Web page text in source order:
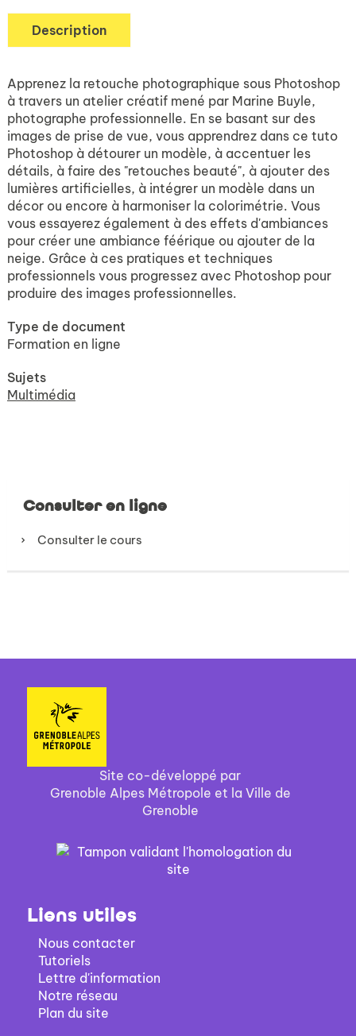
Description
Apprenez la retouche photographique sous Photoshop
à travers un atelier créatif mené par Marine Buyle,
photographe professionnelle. En se basant sur des
images de prise de vue, vous apprendrez dans ce tuto
Photoshop à détourer un modèle, à accentuer les
détails, à faire des "retouches beauté", à ajouter des
lumières artificielles, à intégrer un modèle dans un
décor ou encore à harmoniser la colorimétrie. Vous
vous essayerez également à des effets d'ambiances
pour créer une ambiance féérique ou ajouter de la
neige. Grâce à ces pratiques et techniques
professionnels vous progressez avec Photoshop pour
produire des images professionnelles.
Type de document
Formation en ligne
Sujets
Multimédia
Consulter en ligne
Consulter le cours
Site co-développé par
Grenoble Alpes Métropole et la Ville de
Grenoble
Liens utiles
Nous contacter
Tutoriels
Lettre d'information
Notre réseau
Plan du site